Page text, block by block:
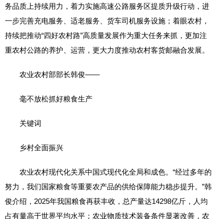
务品质上持续用力，着力实施高速公路服务区提质升级行动，进
一步完善充电服务、适老服务、货车司机服务设施；着眼农村，
持续把推动“四好农村路”高质量发展作为重大任务来抓，更加注
重农村公路的养护、运营，更大力度推动农村客货邮融合发展。
农业农村部部长韩俊——
毫不放松抓好粮食生产
关键词
乡村全面振兴
农业农村现代化关系中国式现代化全局和成色。“经过多年的
努力，我们国家粮食等重要农产品的供给保障能力稳步提升。”韩
俊介绍，2025年我国粮食再获丰收，总产量达14298亿斤，人均
占有量高于世界平均水平；农业物质技术装备条件显著改善，农